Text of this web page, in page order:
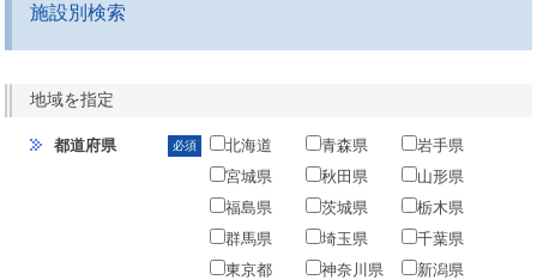
施設別検索
地域を指定
都道府県 必須 北海道 青森県
岩手県
宮城県
秋田県
山形県
福島県
茨城県
栃木県
群馬県
埼玉県
千葉県
東京都
神奈川県
新潟県